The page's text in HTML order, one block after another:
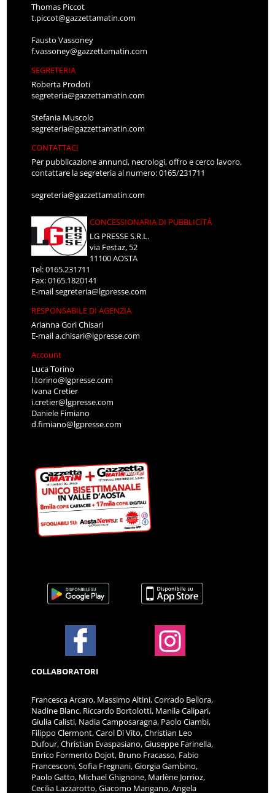
Thomas Piccot
t.piccot@gazzettamatin.com
Fausto Vassoney
f.vassoney@gazzettamatin.com
SEGRETERIA
Roberta Prodoti
segreteria@gazzettamatin.com
Stefania Muscolo
segreteria@gazzettamatin.com
CONTATTACI
Per pubblicazione annunci, necrologi, offro e cerco lavoro,
contattare la segreteria al numero: 0165/231711
segreteria@gazzettamatin.com
CONCESSIONARIA DI PUBBLICITÀ
LG PRESSE S.R.L.
via Festaz, 52
11100 AOSTA
Tel: 0165.231711
Fax: 0165.1820141
E-mailsegreteria@lgpresse.com
RESPONSABILE DI AGENZIA
Arianna Gori Chisari
E-maila.chisari@lgpresse.com
Account
Luca Torino
l.torino@lgpresse.com
Ivana Cretier
i.cretier@lgpresse.com
Daniele Fimiano
d.fimiano@lgpresse.com
COLLABORATORI
Francesca Arcaro, Massimo Altini, Corrado Bellora,
Nadine Blanc, Riccardo Bortolotti, Manila Calipari,
Giulia Calisti, Nadia Camposaragna, Paolo Ciambi,
Filippo Clermont, Carol Di Vito, Christian Leo
Dufour, Christian Evaspasiano, Giuseppe Farinella,
Enrico Formento Dojot, Bruno Fracasso, Fabio
Francesconi, Sofia Fregnani, Giorgia Gambino,
Paolo Gatto, Michael Ghignone, Marlène Jorrioz,
Cecilia Lazzarotto, Giacomo Mangano, Angela